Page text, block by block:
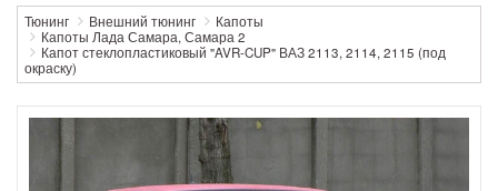
Тюнинг Внешний тюнинг
Капоты
Капоты Лада Самара, Самара 2
Капот стеклопластиковый "AVR-CUP" ВАЗ 2113, 2114, 2115 (под
окраску)